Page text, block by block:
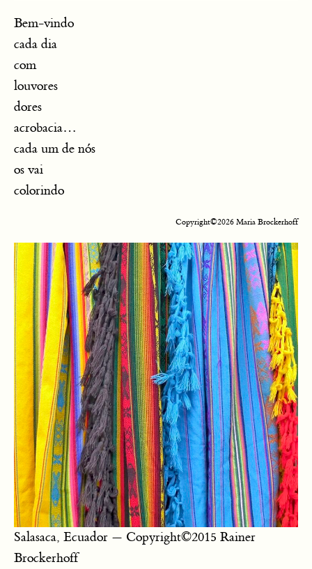
Bem-vindo
cada dia
com
louvores
dores
acrobacia…
cada um de nós
os vai
colorindo
Copyright©2026 Maria Brockerhoff
Salasaca, Ecuador — Copyright©2015 Rainer
Brockerhoff